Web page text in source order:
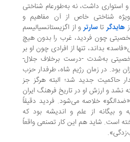
داشت، نه به‌‏طورعام شناختی
خاص از آن مفاهیم و
تاسارترو از اگزیستانسیالیسم
چون فردید، غرب را بدون هیچ
تنها از افرادی چون او بر
به‏‌شدت -درست برخلاف جلال-
زمان رژیم شاه، طرفدار حزب
جدید شد؛ البته هرگز جز
ارزش او در تاریخ فرهنگ ایران
خلاصه می‏‌شود. فردید دقیقاً
از علم و اندیشه بود که
شاید هم این کار تصنعی واقعاً